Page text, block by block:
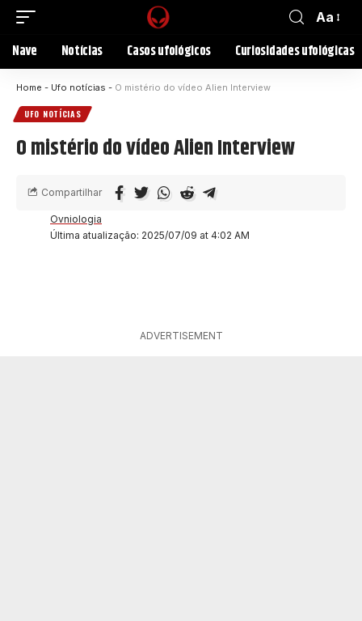
Aa
Nave Notícias Casos ufológicos Curiosidades ufológicas
Home - Ufo notícias - O mistério do vídeo Alien Interview
UFO NOTÍCIAS
O mistério do vídeo Alien Interview
Última atualização: 2025/07/09 at 4:02 AM
Ovniologia
Compartilhar
ADVERTISEMENT